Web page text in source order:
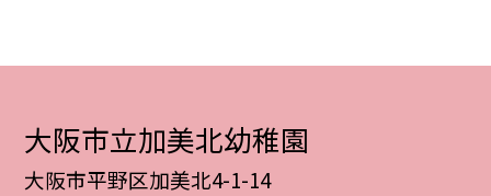
大阪市立加美北幼稚園
大阪市平野区加美北4-1-14